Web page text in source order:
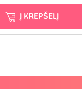
Į KREPŠELĮ